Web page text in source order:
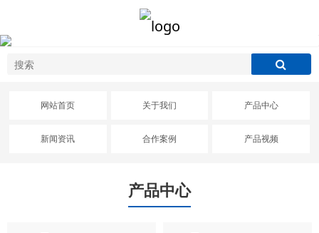
网站首页 关于我们 产品中心
新闻资讯 合作案例 产品视频
产品中心